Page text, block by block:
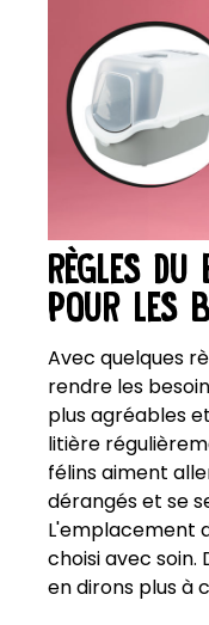
RÈGLES
POUR LES
Avec quelques
rendre les
plus agréables
litière
félins aiment
dérangés et se
L'emplacement
choisi avec soin.
en dirons plus à